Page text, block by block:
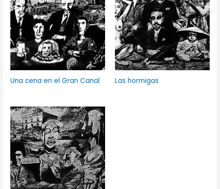
Una cena en el Gran Canal Las hormigas